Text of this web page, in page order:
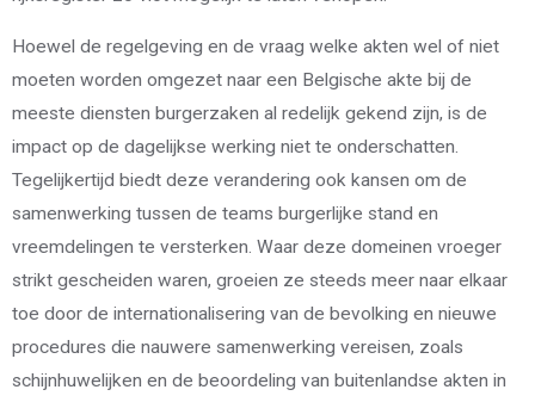
Hoewel de regelgeving en de vraag welke akten wel of niet
moeten worden omgezet naar een Belgische akte bij de
meeste diensten burgerzaken al redelijk gekend zijn, is de
impact op de dagelijkse werking niet te onderschatten.
Tegelijkertijd biedt deze verandering ook kansen om de
samenwerking tussen de teams burgerlijke stand en
vreemdelingen te versterken. Waar deze domeinen vroeger
strikt gescheiden waren, groeien ze steeds meer naar elkaar
toe door de internationalisering van de bevolking en nieuwe
procedures die nauwere samenwerking vereisen, zoals
schijnhuwelijken en de beoordeling van buitenlandse akten in